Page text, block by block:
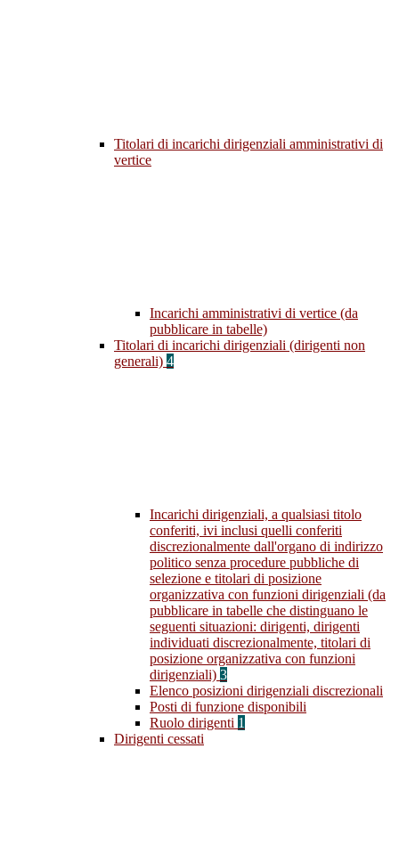
Titolari di incarichi dirigenziali amministrativi di
vertice
Incarichi amministrativi di vertice (da
pubblicare in tabelle)
Titolari di incarichi dirigenziali (dirigenti non
generali) 4
Incarichi dirigenziali, a qualsiasi titolo
conferiti, ivi inclusi quelli conferiti
discrezionalmente dall'organo di indirizzo
politico senza procedure pubbliche di
selezione e titolari di posizione
organizzativa con funzioni dirigenziali (da
pubblicare in tabelle che distinguano le
seguenti situazioni: dirigenti, dirigenti
individuati discrezionalmente, titolari di
posizione organizzativa con funzioni
dirigenziali) 3
Elenco posizioni dirigenziali discrezionali
Posti di funzione disponibili
Ruolo dirigenti 1
Dirigenti cessati